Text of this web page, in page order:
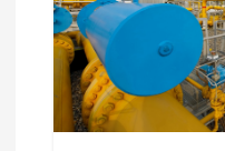
o
n